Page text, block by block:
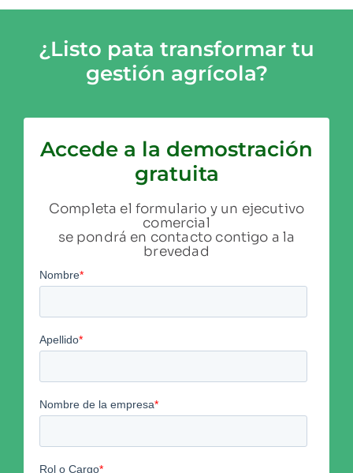
¿Listo pata transformar tu
gestión agrícola?
Accede a la demostración
gratuita
Completa el formulario y un ejecutivo
comercial
se pondrá en contacto contigo a la
brevedad